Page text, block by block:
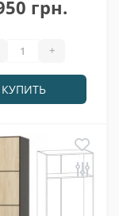
грн.
+
КУПИТЬ